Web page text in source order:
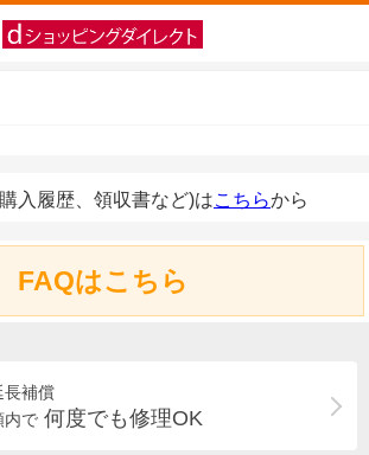
入履歴、領収書など)はこちらから
FAQはこちら
長補償
内で 何度でも修理OK